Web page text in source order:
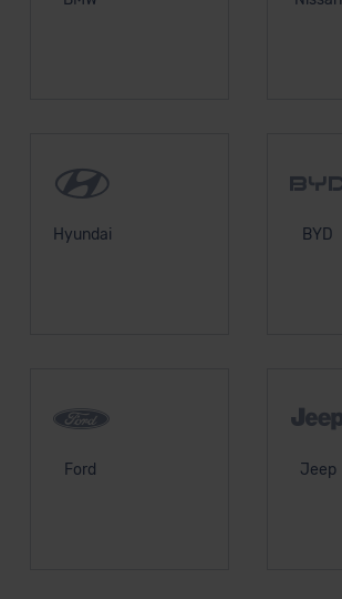
unserem Datenschutzbeauftragten unter
Hyundai BYD
Ford Jeep